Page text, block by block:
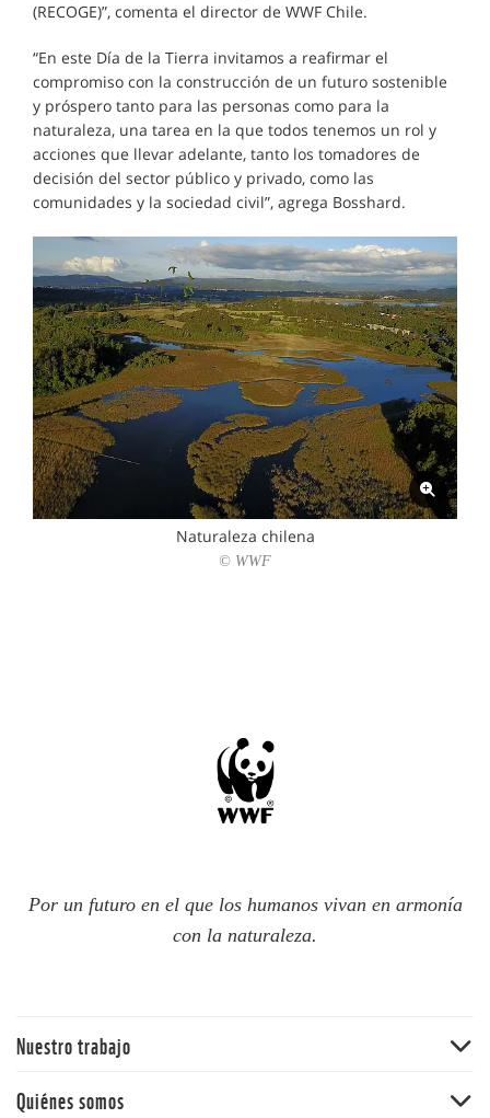
(RECOGE)”, comenta el director de WWF Chile.
“En este Día de la Tierra invitamos a reafirmar el
compromiso con la construcción de un futuro sostenible
y próspero tanto para las personas como para la
naturaleza, una tarea en la que todos tenemos un rol y
acciones que llevar adelante, tanto los tomadores de
decisión del sector público y privado, como las
comunidades y la sociedad civil”, agrega Bosshard.
Naturaleza chilena
© WWF
Por un futuro en el que los humanos vivan en armonía
con la naturaleza.
Nuestro trabajo
Quiénes somos